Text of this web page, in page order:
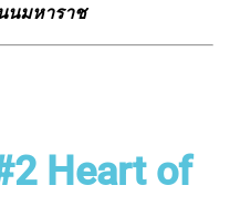
นมหาราช
Heart of